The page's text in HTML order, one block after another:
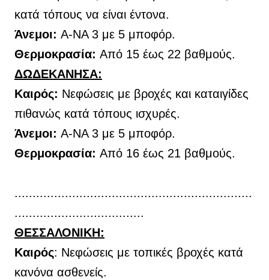
κατά τόπους να είναι έντονα.
Άνεμοι: Α-ΝΑ 3 με 5 μποφόρ.
Θερμοκρασία: Από 15 έως 22 βαθμούς.
ΔΩΔΕΚΑΝΗΣΑ:
Καιρός: Νεφώσεις με βροχές και καταιγίδες
πιθανώς κατά τόπους ισχυρές.
Άνεμοι: Α-ΝΑ 3 με 5 μποφόρ.
Θερμοκρασία: Από 16 έως 21 βαθμούς.
..................................................................
....................................
ΘΕΣΣΑΛΟΝΙΚΗ:
Καιρός: Νεφώσεις με τοπικές βροχές κατά
κανόνα ασθενείς.